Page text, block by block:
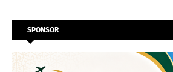
SPONSOR